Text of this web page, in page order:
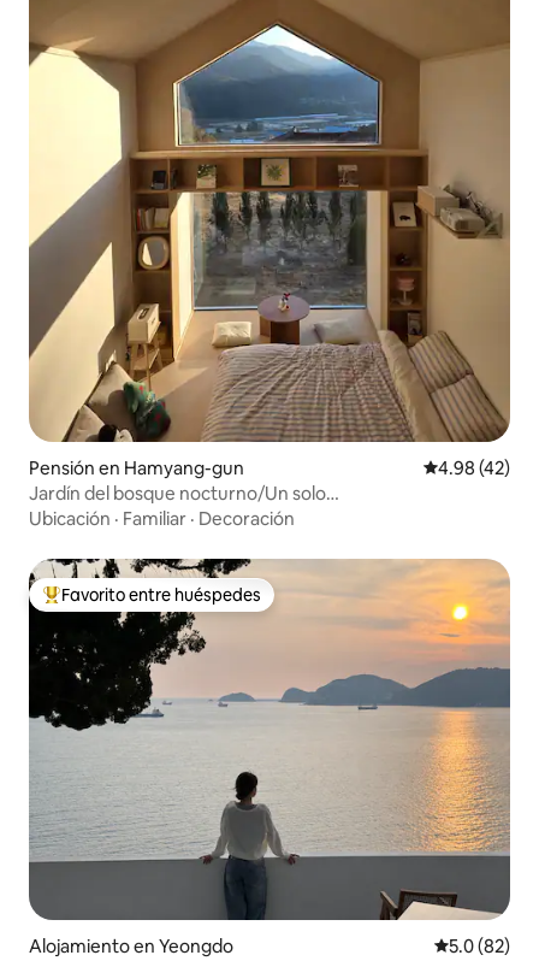
Pensión en Hamyang-gun Calificación
4.98 (42)
Jardín del bosque nocturno/Un solo
equipo/Desayuno/Viaje en pareja/Alojamiento emocional
Ubicación · Familiar · Decoración
Favorito entre huéspedes preferido
Favorito entre huéspedes
Alojamiento en Yeongdo Calificación
5.0 (82)